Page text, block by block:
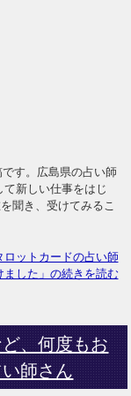
す。広島県の占い師
て新しい仕事をはじ
聞き、受けてみるこ
ロットカードの占い師
した」の続きを読む
、何度もお
師さん